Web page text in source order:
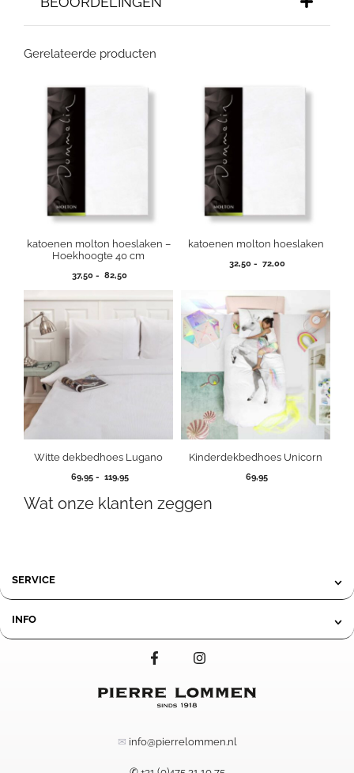
Gerelateerde producten
katoenen molton hoeslaken –
Hoekhoogte 40 cm
37,50 - 82,50Prijsklasse:
tot
katoenen molton hoeslaken
32,50 - 72,00Prijsklasse:
72,00
Witte dekbedhoes Lugano
69,95 - 119,95Prijsklasse:
tot
Kinderdekbedhoes Unicorn
69,95
Wat onze klanten zeggen
SERVICE
INFO
✉ info@pierrelommen.nl